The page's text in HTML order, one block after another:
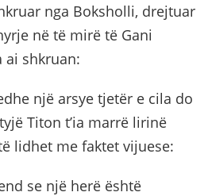
nga Boksholli, drejtuar
në të mirë të Gani
ai shkruan:
një arsye tjetër e cila do
Titon t’ia marrë lirinë
lidhet me faktet vijuese:
se një herë është